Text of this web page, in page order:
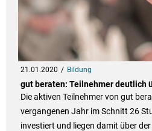
21.01.2020 Bildung
gut beraten: Teilnehmer deutlich
Die aktiven Teilnehmer von gut
vergangenen Jahr im Schnitt 26
investiert und liegen damit über